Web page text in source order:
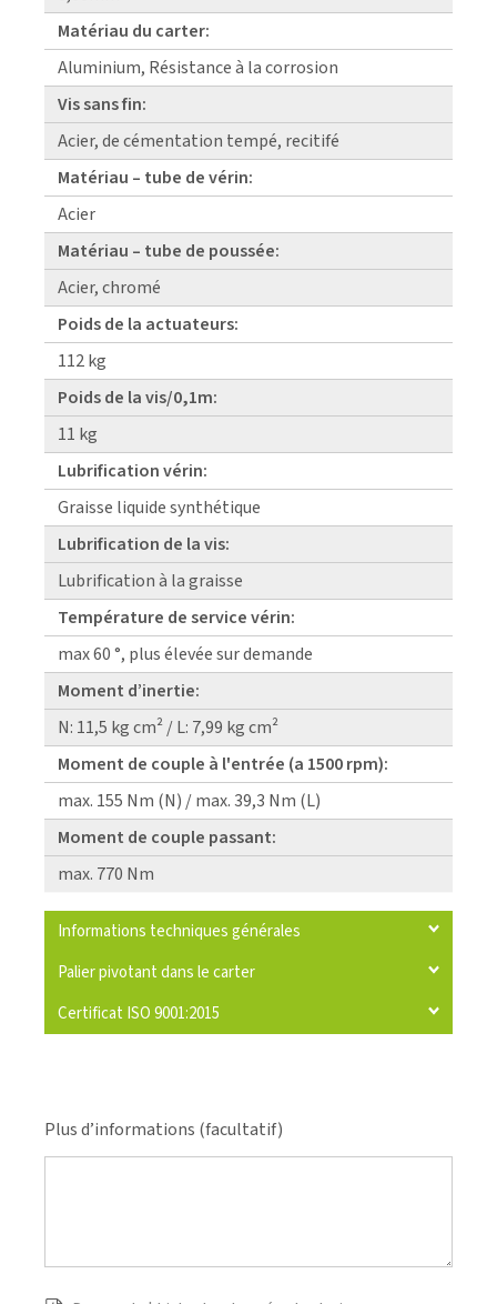
Matériau du carter:
Aluminium, Résistance à la corrosion
Vis sans fin:
Acier, de cémentation tempé, recitifé
Matériau – tube de vérin:
Acier
Matériau – tube de poussée:
Acier, chromé
Poids de la actuateurs:
112 kg
Poids de la vis/0,1m:
11 kg
Lubrification vérin:
Graisse liquide synthétique
Lubrification de la vis:
Lubrification à la graisse
Température de service vérin:
max 60 °, plus élevée sur demande
Moment d’inertie:
N: 11,5 kg cm² / L: 7,99 kg cm²
Moment de couple à l'entrée (a 1500 rpm):
max. 155 Nm (N) / max. 39,3 Nm (L)
Moment de couple passant:
max. 770 Nm
Informations techniques générales
Palier pivotant dans le carter
Certificat ISO 9001:2015
Plus d’informations (facultatif)